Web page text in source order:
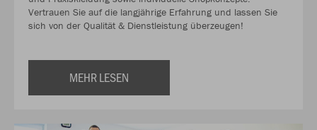
Vertrauen Sie auf die langjährige Erfahrung und lassen Sie
sich von der Qualität & Dienstleistung überzeugen!
MEHR LESEN